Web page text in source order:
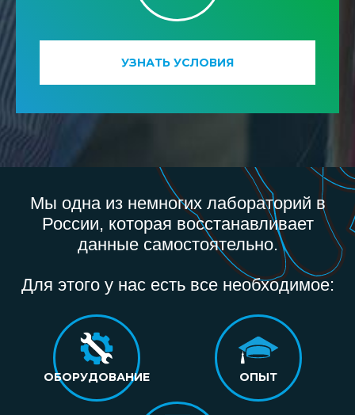
УЗНАТЬ УСЛОВИЯ
Мы одна из немногих лабораторий в
России, которая восстанавливает
данные самостоятельно.
Для этого у нас есть все необходимое:
ОБОРУДОВАНИЕ ОПЫТ